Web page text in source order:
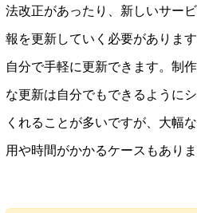
法改正があったり、新しいサー
報を更新していく必要がありま
自分で手軽に更新できます。制
な更新は自分でもできるように
くれることが多いですが、大幅
用や時間がかかるケースもありま